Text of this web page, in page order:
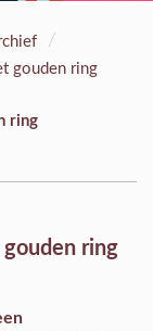
/
gouden ring
ring
ring